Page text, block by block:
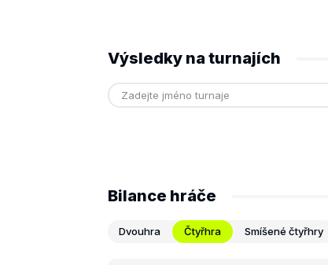
Výsledky na turnajích
Bilance hráče
Dvouhra Čtyřhra Smíšené čtyřhry